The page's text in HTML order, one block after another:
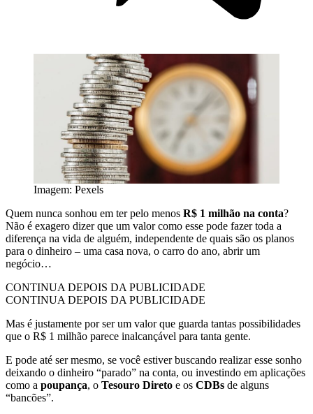
Imagem: Pexels
Quem nunca sonhou em ter pelo menos R$ 1 milhão na conta?
Não é exagero dizer que um valor como esse pode fazer toda a
diferença na vida de alguém, independente de quais são os planos
para o dinheiro – uma casa nova, o carro do ano, abrir um
negócio…
CONTINUA DEPOIS DA PUBLICIDADE
CONTINUA DEPOIS DA PUBLICIDADE
Mas é justamente por ser um valor que guarda tantas possibilidades
que o R$ 1 milhão parece inalcançável para tanta gente.
E pode até ser mesmo, se você estiver buscando realizar esse sonho
deixando o dinheiro “parado” na conta, ou investindo em aplicações
como a poupança, o Tesouro Direto e os CDBs de alguns
“bancões”.